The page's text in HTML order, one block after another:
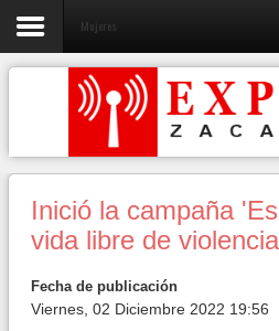
Mujeres
Inició la campaña
vida libre de
Fecha de publicación
Viernes, 02 Diciembre 2022 19:56